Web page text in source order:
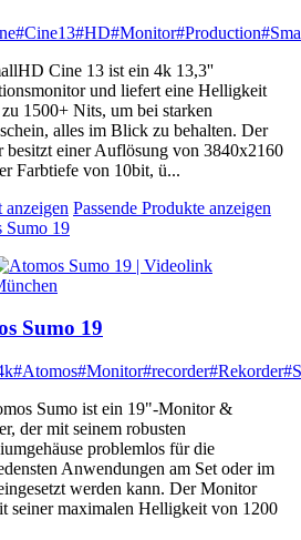
#Cine13#HD#Monitor#Production
Cine 13 ist ein 4k 13,3''
und liefert eine Helligkeit
1500+ Nits, um bei starken
alles im Blick zu behalten. Der
besitzt einer Auflösung von 3840x2160
Farbtiefe von 10bit, ü...
anzeigen Passende Produkte anzeigen
Sumo 19
Sumo 19
#Atomos#Monitor#recorder#Rekorder
Sumo ist ein 19"-Monitor &
der mit seinem robusten
problemlos für die
Anwendungen am Set oder im
werden kann. Der Monitor
seiner maximalen Helligkeit von 1200